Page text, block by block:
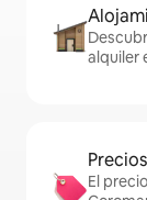
alquiler
El